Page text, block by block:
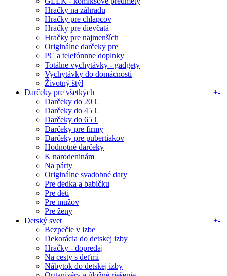
Hračky na záhradu
Hračky pre chlapcov
Hračky pre dievčatá
Hračky pre najmenších
Originálne darčeky pre
PC a telefónnne doplnky
Totálne vychytávky - gadgety
Vychytávky do domácnosti
Životný štýl
Darčeky pre všetkých
+-
Darčeky do 20 €
Darčeky do 45 €
Darčeky do 65 €
Darčeky pre firmy
Darčeky pre pubertiakov
Hodnotné darčeky
K narodeninám
Na párty
Originálne svadobné dary
Pre dedka a babičku
Pre deti
Pre mužov
Pre ženy
Detský svet
+-
Bezpečie v izbe
Dekorácia do detskej izby
Hračky - dopredaj
Na cesty s deťmi
Nábytok do detskej izby